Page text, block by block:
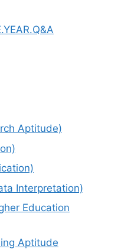
Aptitude)
Interpretation)
Education
Aptitude